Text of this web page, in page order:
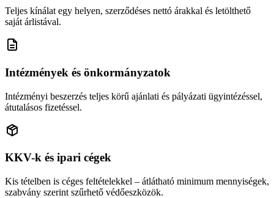
Teljes kínálat egy helyen, szerződéses nettó árakkal és letölthető
saját árlistával.
Intézmények és önkormányzatok
Intézményi beszerzés teljes körű ajánlati és pályázati ügyintézéssel,
átutalásos fizetéssel.
KKV-k és ipari cégek
Kis tételben is céges feltételekkel – átlátható minimum mennyiségek,
szabvány szerint szűrhető védőeszközök.